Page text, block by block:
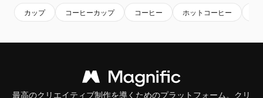
カップ コーヒーカップ コーヒー ホットコーヒー
最高のクリエイティブ制作を導くためのプラットフォーム。クリ